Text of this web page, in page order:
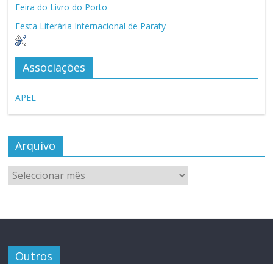
Feira do Livro do Porto
Festa Literária Internacional de Paraty
Associações
APEL
Arquivo
Arquivo
Outros